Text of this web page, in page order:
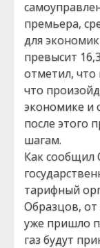
премьера,
для
превысит
отметил, что
что
экономике и
после этого
шагам.
Как сообщил
тарифный
Образцов,
уже пришло
газ будут